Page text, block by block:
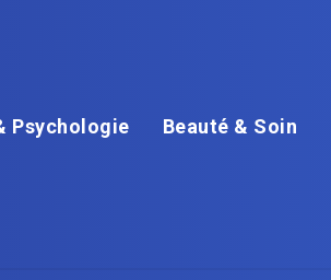
Psychologie Beauté & Soin